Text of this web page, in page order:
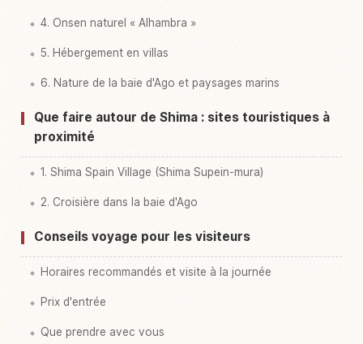
4. Onsen naturel « Alhambra »
5. Hébergement en villas
6. Nature de la baie d'Ago et paysages marins
Que faire autour de Shima : sites touristiques à
proximité
1. Shima Spain Village (Shima Supein-mura)
2. Croisière dans la baie d'Ago
Conseils voyage pour les visiteurs
Horaires recommandés et visite à la journée
Prix d'entrée
Que prendre avec vous